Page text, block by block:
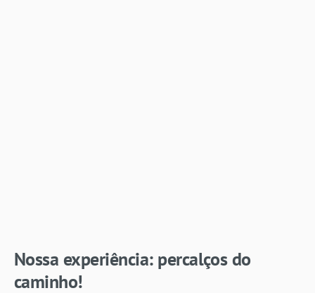
Nossa experiência: percalços do
caminho!